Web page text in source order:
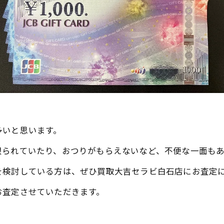
と思います。
れていたり、おつりがもらえないなど、不便な一面も
討している方は、ぜひ買取大吉セラビ白石店にお査定
定させていただきます。